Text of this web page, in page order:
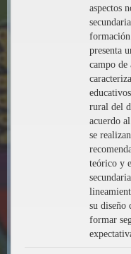
aspectos
formación
presenta
campo de
rural del
acuerdo
se
teórico y
su diseño
formar